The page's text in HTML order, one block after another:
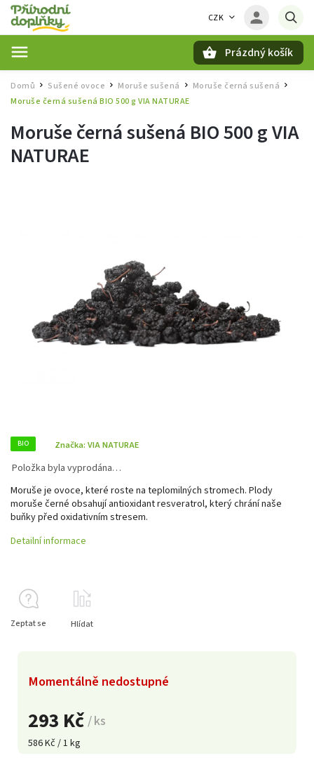
CZK
Prázdný košík
Domů / Sušené ovoce / Moruše sušená Moruše černá sušená /
Moruše černá sušená BIO 500 g VIA NATURAE
Moruše černá sušená BIO 500 g VIA
NATURAE
BIO Značka: VIA NATURAE
293 Kč / ks
586 Kč / 1 kg
Momentálně nedostupné
Položka byla vyprodána…
Moruše je ovoce, které roste na teplomilných stromech. Plody
moruše černé obsahují antioxidant resveratrol, který chrání naše
buňky před oxidativním stresem.
Detailní informace
Zeptat se Hlídat